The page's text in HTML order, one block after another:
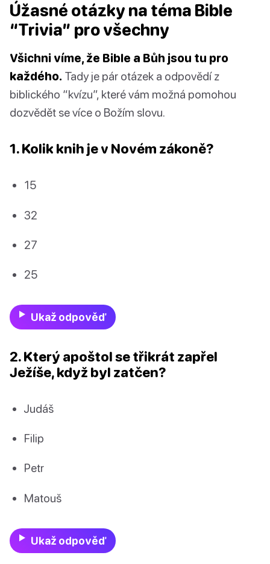
Úžasné otázky na téma Bible
“Trivia” pro všechny
Všichni víme, že Bible a Bůh jsou tu pro
každého. Tady je pár otázek a odpovědí z
biblického “kvízu”, které vám možná pomohou
dozvědět se více o Božím slovu.
1. Kolik knih je v Novém zákoně?
15
32
27
25
Ukaž odpověď
2. Který apoštol se třikrát zapřel
Ježíše, když byl zatčen?
Judáš
Filip
Petr
Matouš
Ukaž odpověď